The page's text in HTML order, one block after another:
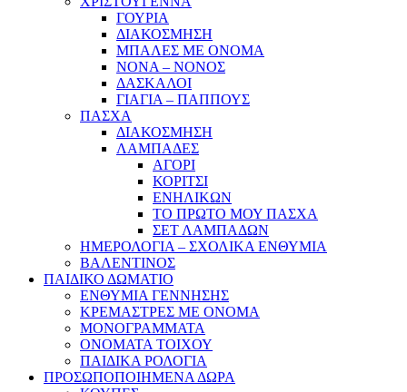
ΓΟΥΡΙΑ
ΔΙΑΚΟΣΜΗΣΗ
ΜΠΑΛΕΣ ΜΕ ΟΝΟΜΑ
ΝΟΝΑ – ΝΟΝΟΣ
ΔΑΣΚΑΛΟΙ
ΓΙΑΓΙΑ – ΠΑΠΠΟΥΣ
ΠΑΣΧΑ
ΔΙΑΚΟΣΜΗΣΗ
ΛΑΜΠΑΔΕΣ
ΑΓΟΡΙ
ΚΟΡΙΤΣΙ
ΕΝΗΛΙΚΩΝ
ΤΟ ΠΡΩΤΟ ΜΟΥ ΠΑΣΧΑ
ΣΕΤ ΛΑΜΠΑΔΩΝ
ΗΜΕΡΟΛΟΓΙΑ – ΣΧΟΛΙΚΑ ΕΝΘΥΜΙΑ
ΒΑΛΕΝΤΙΝΟΣ
ΠΑΙΔΙΚΟ ΔΩΜΑΤΙΟ
ΕΝΘΥΜΙΑ ΓΕΝΝΗΣΗΣ
ΚΡΕΜΑΣΤΡΕΣ ΜΕ ΟΝΟΜΑ
ΜΟΝΟΓΡΑΜΜΑΤΑ
ΟΝΟΜΑΤΑ ΤΟΙΧΟΥ
ΠΑΙΔΙΚΑ ΡΟΛΟΓΙΑ
ΠΡΟΣΩΠΟΠΟΙΗΜΕΝΑ ΔΩΡΑ